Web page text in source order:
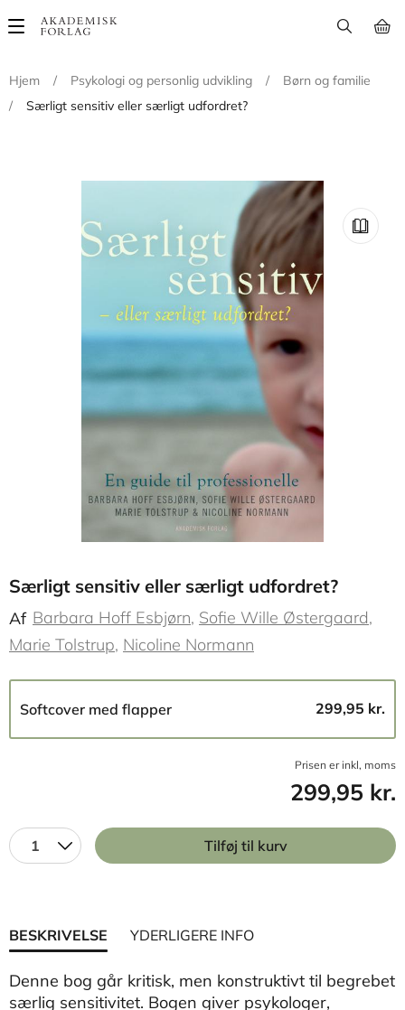
Main
Hjem
/ Psykologi og personlig udvikling /
Børn og familie
/
Særligt sensitiv eller særligt udfordret?
Særligt sensitiv eller særligt udfordret?
Af Barbara Hoff Esbjørn Sofie Wille Østergaard
Marie Tolstrup Nicoline Normann
Softcover med flapper 299,95 kr.
Prisen er inkl, moms
299,95 kr.
1 Tilføj til kurv
BESKRIVELSE YDERLIGERE INFO
Denne bog går kritisk, men konstruktivt til begrebet
særlig sensitivitet. Bogen giver psykologer,